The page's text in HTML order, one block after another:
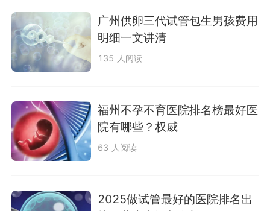
广州供卵三代试管包生男孩费用
明细一文讲清
135 人阅读
福州不孕不育医院排名榜最好医
院有哪些？权威
63 人阅读
2025做试管最好的医院排名出